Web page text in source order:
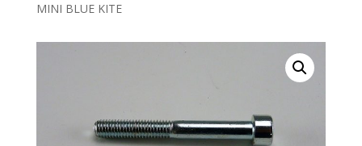
MINI BLUE KITE